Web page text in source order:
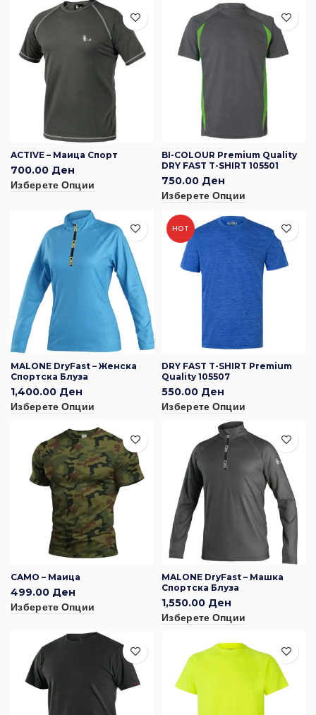
ACTIVE – Маица Спорт
700.00 Ден
Изберете Опции
BI-COLOUR Premium Quality
DRY FAST T-SHIRT 105501
750.00 Ден
Изберете Опции
MALONE DryFast – Женска
Спортска Блуза
1,400.00 Ден
Изберете Опции
HOT
DRY FAST T-SHIRT Premium
Quality 105507
550.00 Ден
Изберете Опции
CAMO – Маица
499.00 Ден
Изберете Опции
MALONE DryFast – Машка
Спортска Блуза
1,550.00 Ден
Изберете Опции